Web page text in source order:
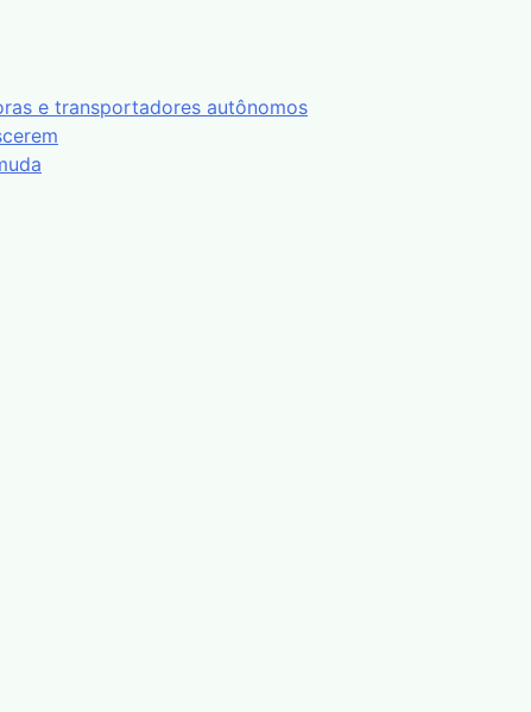
e transportadores autônomos